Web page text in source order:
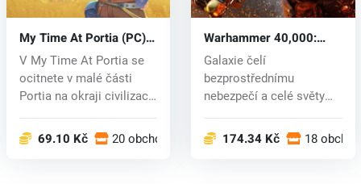
My Time At Portia (PC)
CD key
V My Time At Portia se
ocitnete v malé části
Portia na okraji civilizace
69.10 Kč 20 obchodech
Warhammer 40,000:
Space Marine 2 (PC) key
Galaxie čelí
bezprostřednímu
nebezpečí a celé světy
174.34 Kč 18